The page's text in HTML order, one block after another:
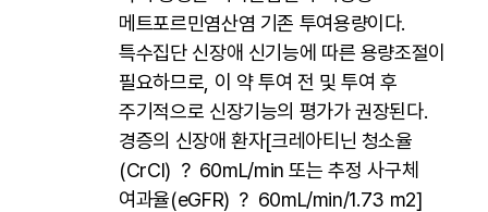
메트포르민염산염 기존 투여용량이다.
특수집단 신장애 신기능에 따른 용량조절이
필요하므로, 이 약 투여 전 및 투여 후
주기적으로 신장기능의 평가가 권장된다.
경증의 신장애 환자[크레아티닌 청소율
(CrCl) ？ 60mL/min 또는 추정 사구체
여과율(eGFR) ？ 60mL/min/1.73 m2]